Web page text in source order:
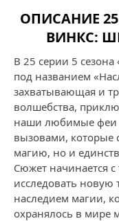
ОПИСАНИЕ
ВИНКС:
В 25 серии 5
под названием
захватывающая и
волшебства,
наши любимые феи
вызовами, которые
магию, но и
Сюжет начинается
исследовать новую
наследием магии,
охранялось в мире